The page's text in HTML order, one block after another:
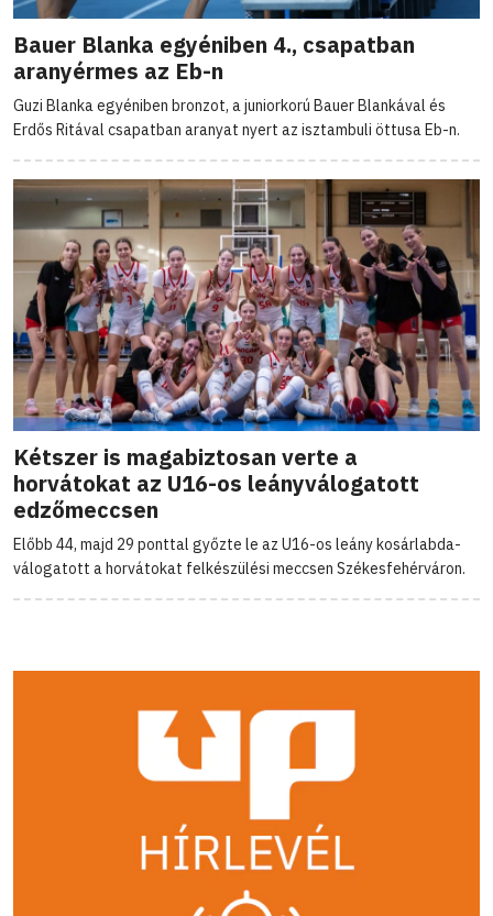
Bauer Blanka egyéniben 4., csapatban
aranyérmes az Eb-n
Guzi Blanka egyéniben bronzot, a juniorkorú Bauer Blankával és
Erdős Ritával csapatban aranyat nyert az isztambuli öttusa Eb-n.
Kétszer is magabiztosan verte a
horvátokat az U16-os leányválogatott
edzőmeccsen
Előbb 44, majd 29 ponttal győzte le az U16-os leány kosárlabda-
válogatott a horvátokat felkészülési meccsen Székesfehérváron.